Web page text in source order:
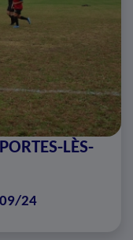
LÈS-
24